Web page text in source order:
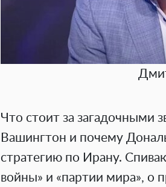
Что стоит за загадочными
Вашингтон и почему
стратегию по Ирану.
войны» и «партии мира», о